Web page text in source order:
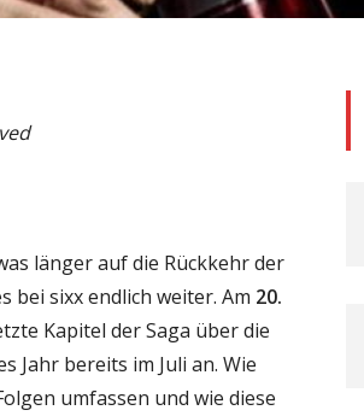
länger auf die Rückkehr der
bei sixx endlich weiter. Am 20.
Kapitel der Saga über die
Jahr bereits im Juli an. Wie
umfassen und wie diese